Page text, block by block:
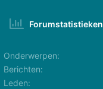
Forumstatistieken
Onderwerpen
Berichten
Leden